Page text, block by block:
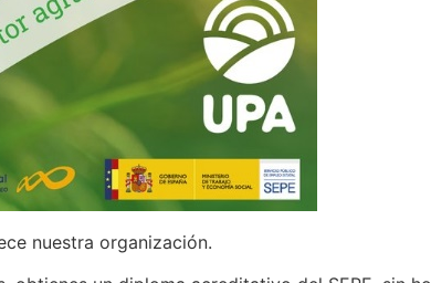
nuestra organización.